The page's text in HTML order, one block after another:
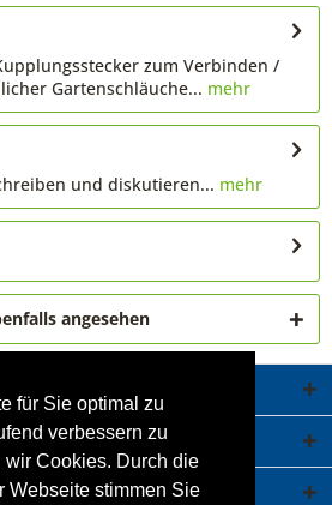
für Sie optimal zu
verbessern zu
wir Cookies. Durch die
Webseite stimmen Sie
zum Verbinden /
Gartenschläuche... mehr
und diskutieren... mehr
angesehen